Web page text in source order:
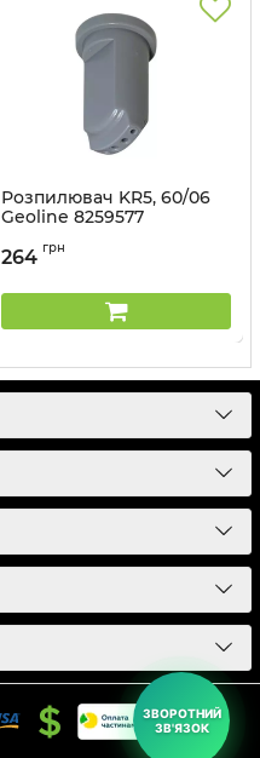
ЗВОРОТНИЙ
ЗВ'ЯЗОК
Розпилювач KR5, 60/06
Geoline 8259577
264 грн